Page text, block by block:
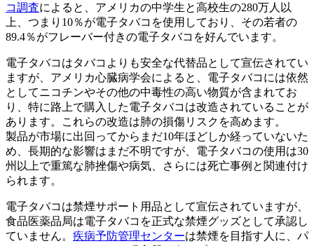
コ調査によると、アメリカの中学生と高校生の280万人以
上、つまり10％が電子タバコを使用しており、その若者の
89.4％がフレーバー付きの電子タバコを好んでいます。
電子タバコはタバコよりも安全な代替品として宣伝されてい
ますが、アメリカ心臓病学会によると、電子タバコには依然
としてニコチンやその他の中毒性の高い物質が含まれてお
り、特に路上で購入した電子タバコは改造されていることが
あります。これらの改造は肺の損傷リスクを高めます。
製品が市場に出回ってからまだ10年ほどしか経っていないた
め、長期的な影響はまだ不明ですが、電子タバコの使用は30
州以上で重篤な肺挫傷や病気、さらには死亡事例と関連付け
られます。
電子タバコは禁煙サポート用品として宣伝されていますが、
食品医薬品局は電子タバコを正式な禁煙グッズとして承認し
ていません。 疾病予防管理センターは禁煙を目指す人に、パ